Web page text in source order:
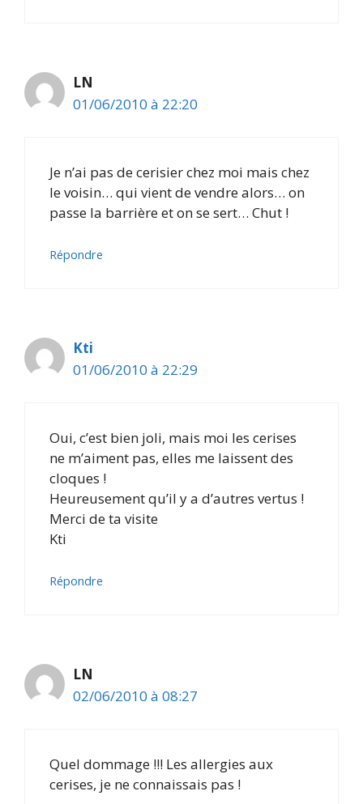
LN
01/06/2010 à 22:20
Je n’ai pas de cerisier chez moi mais chez
le voisin… qui vient de vendre alors… on
passe la barrière et on se sert… Chut !
Répondre
Kti
01/06/2010 à 22:29
Oui, c’est bien joli, mais moi les cerises
ne m’aiment pas, elles me laissent des
cloques !
Heureusement qu’il y a d’autres vertus !
Merci de ta visite
Kti
Répondre
LN
02/06/2010 à 08:27
Quel dommage !!! Les allergies aux
cerises, je ne connaissais pas !